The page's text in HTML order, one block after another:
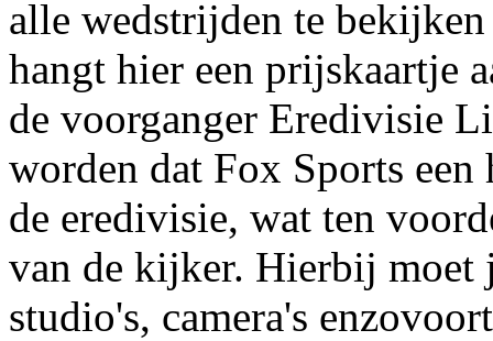
alle wedstrijden te
hangt hier een prijskaartje
de voorganger Eredivisie
worden dat Fox Sports
de eredivisie, wat ten
van de kijker. Hierbij moet
studio's, camera's